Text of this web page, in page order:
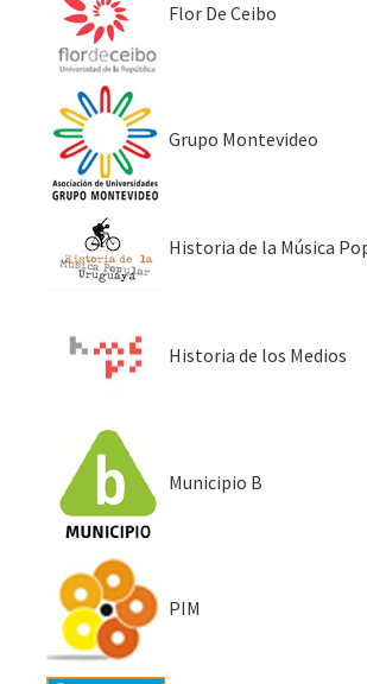
Flor De Ceibo
Grupo Montevideo
Historia de la Música
Historia de los Medios
Municipio B
PIM